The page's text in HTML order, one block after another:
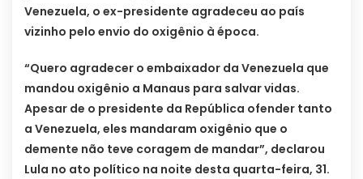
Venezuela, o ex-presidente agradeceu ao país
vizinho pelo envio do oxigênio à época.
“Quero agradecer o embaixador da Venezuela que
mandou oxigênio a Manaus para salvar vidas.
Apesar de o presidente da República ofender tanto
a Venezuela, eles mandaram oxigênio que o
demente não teve coragem de mandar”, declarou
Lula no ato político na noite desta quarta-feira, 31.